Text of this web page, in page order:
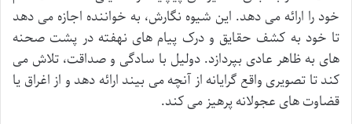
خود را ارائه می دهد. این شیوه نگارش، به خواننده اجازه می دهد
تا خود به کشف حقایق و درک پیام های نهفته در پشت صحنه
های به ظاهر عادی بپردازد. دولیل با سادگی و صداقت، تلاش می
کند تا تصویری واقع گرایانه از آنچه می بیند ارائه دهد و از اغراق یا
قضاوت های عجولانه پرهیز می کند.